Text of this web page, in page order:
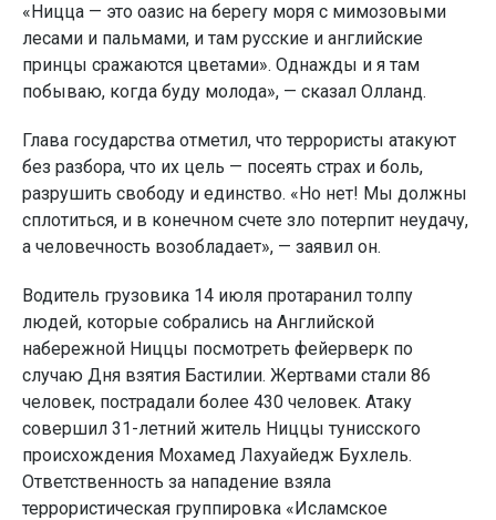
«Ницца — это оазис на берегу моря с мимозовыми
лесами и пальмами, и там русские и английские
принцы сражаются цветами». Однажды и я там
побываю, когда буду молода», — сказал Олланд.
Глава государства отметил, что террористы атакуют
без разбора, что их цель — посеять страх и боль,
разрушить свободу и единство. «Но нет! Мы должны
сплотиться, и в конечном счете зло потерпит неудачу,
а человечность возобладает», — заявил он.
Водитель грузовика 14 июля протаранил толпу
людей, которые собрались на Английской
набережной Ниццы посмотреть фейерверк по
случаю Дня взятия Бастилии. Жертвами стали 86
человек, пострадали более 430 человек. Атаку
совершил 31-летний житель Ниццы тунисского
происхождения Мохамед Лахуайедж Бухлель.
Ответственность за нападение взяла
террористическая группировка «Исламское